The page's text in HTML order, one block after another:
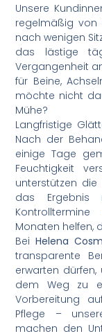
Unsere
regelmäßig von
nach wenigen
das lästige
Vergangenheit
für Beine,
möchte nicht
Mühe?
Langfristige
Nach der
einige Tage
Feuchtigkeit
unterstützen
das Ergebnis
Monaten helfen,
BeiHelena
transparente
erwarten
dem Weg zu
Vorbereitung
Pflege –
machen den